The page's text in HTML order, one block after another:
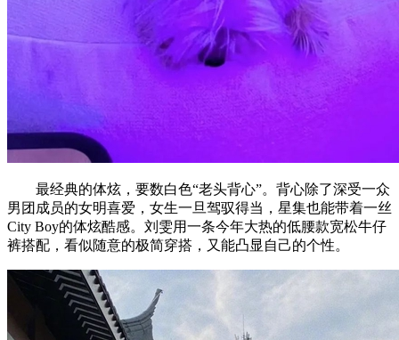
最经典的体炫，要数白色“老头背心”。背心除了深受一众
男团成员的女明喜爱，女生一旦驾驭得当，星集也能带着一丝
City Boy的体炫酷感。刘雯用一条今年大热的低腰款宽松牛仔
裤搭配，看似随意的极简穿搭，又能凸显自己的个性。